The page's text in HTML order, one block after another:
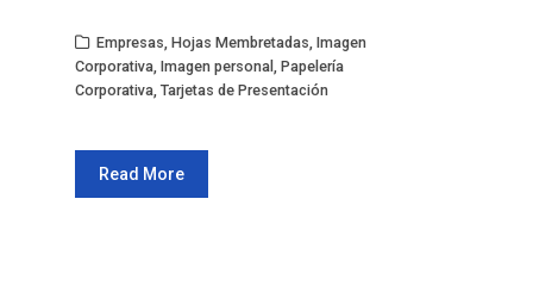
Empresas, Hojas Membretadas, Imagen
Corporativa, Imagen personal , Papelería
Corporativa, Tarjetas de Presentación
Read More